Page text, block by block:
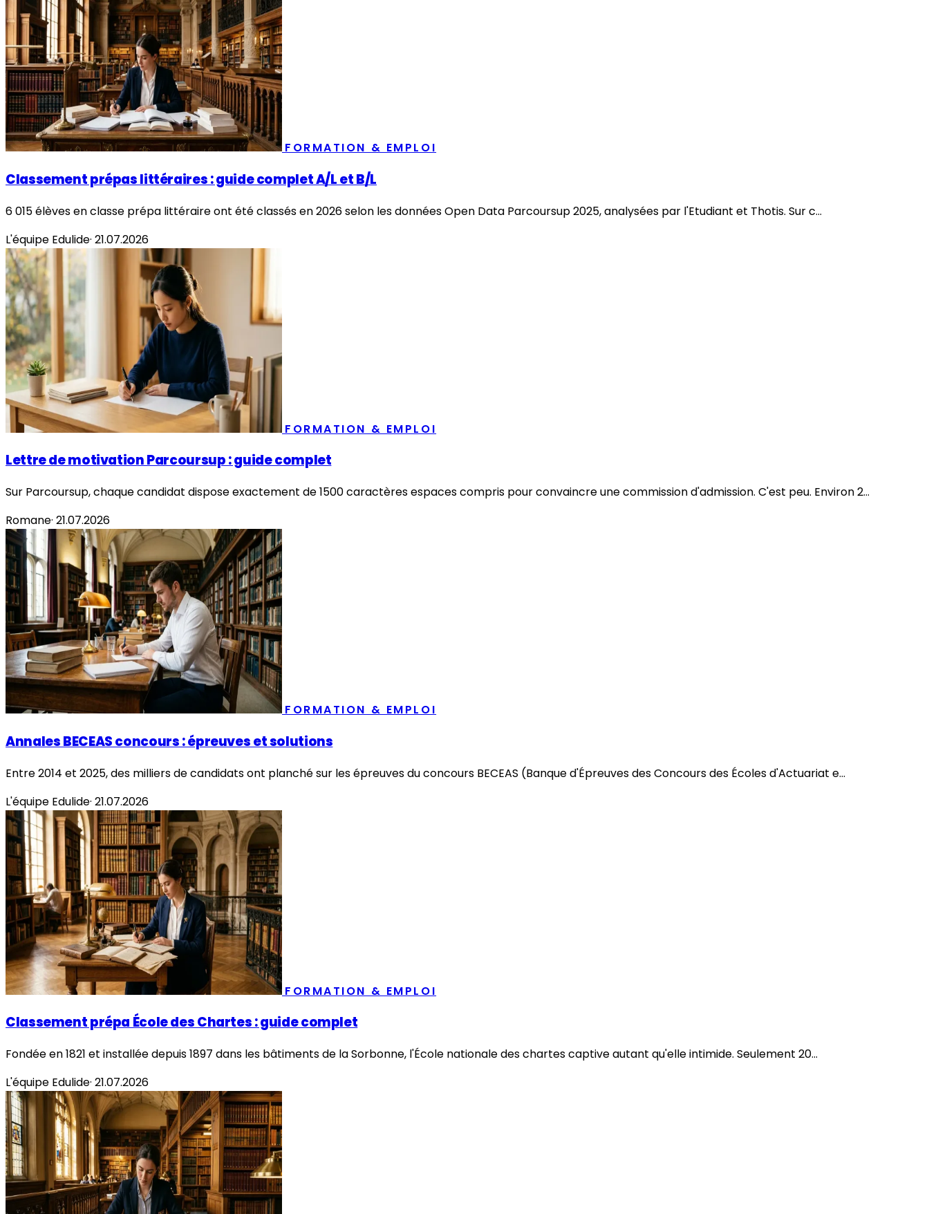
FORMATION & EMPLOI
Classement prépas littéraires : guide complet A/L et B/L
6 015 élèves en classe prépa littéraire ont été classés en 2026 selon les données Open Data Parcoursup 2025, analysées par l'Etudiant et Thotis. Sur c...
L'équipe Edulide· 21.07.2026
FORMATION & EMPLOI
Lettre de motivation Parcoursup : guide complet
Sur Parcoursup, chaque candidat dispose exactement de 1500 caractères espaces compris pour convaincre une commission d'admission. C'est peu. Environ 2...
Romane· 21.07.2026
FORMATION & EMPLOI
Annales BECEAS concours : épreuves et solutions
Entre 2014 et 2025, des milliers de candidats ont planché sur les épreuves du concours BECEAS (Banque d'Épreuves des Concours des Écoles d'Actuariat e...
L'équipe Edulide· 21.07.2026
FORMATION & EMPLOI
Classement prépa École des Chartes : guide complet
Fondée en 1821 et installée depuis 1897 dans les bâtiments de la Sorbonne, l'École nationale des chartes captive autant qu'elle intimide. Seulement 20...
L'équipe Edulide· 21.07.2026